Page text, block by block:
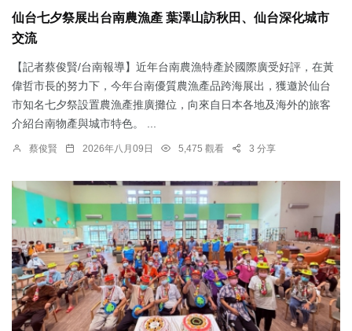
仙台七夕祭展出台南農漁產 葉澤山訪秋田、仙台深化城市
交流
【記者蔡俊賢/台南報導】近年台南農漁特產於國際廣受好評，在黃
偉哲市長的努力下，今年台南優質農漁產品跨海展出，獲邀於仙台
市知名七夕祭設置農漁產推廣攤位，向來自日本各地及海外的旅客
介紹台南物產與城市特色。 ...
蔡俊賢 2026年八月09日 5,475 觀看 3 分享